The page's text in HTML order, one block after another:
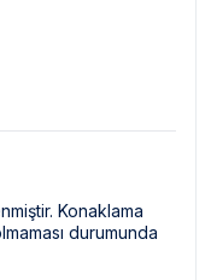
Konaklama
durumunda